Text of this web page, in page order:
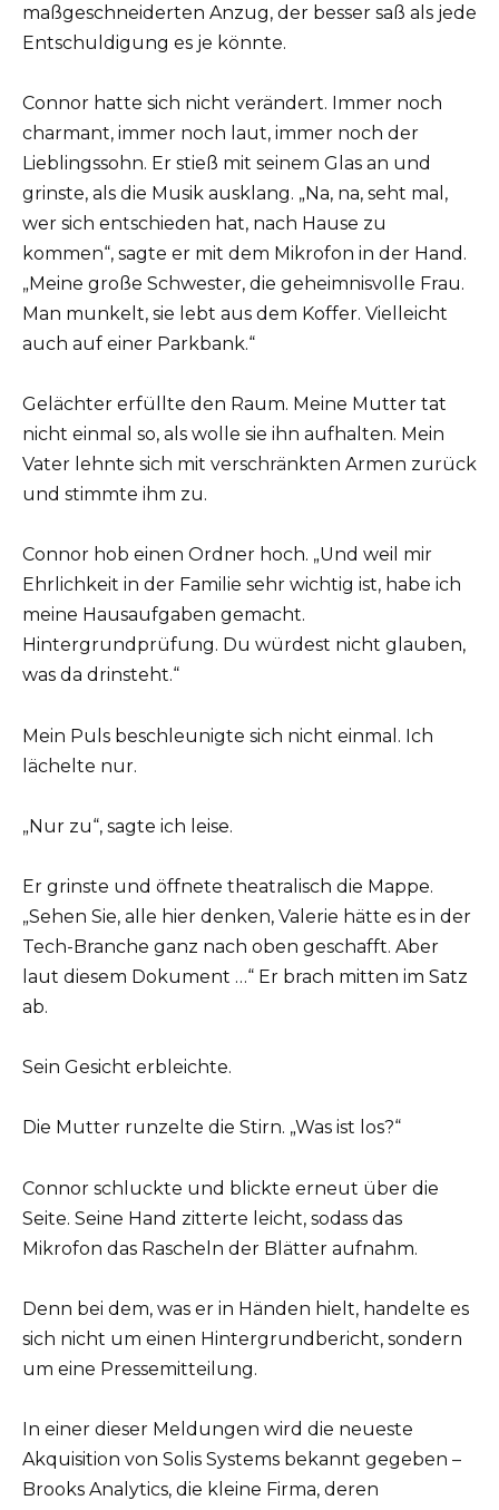
maßgeschneiderten Anzug, der besser saß als jede
Entschuldigung es je könnte.
Connor hatte sich nicht verändert. Immer noch
charmant, immer noch laut, immer noch der
Lieblingssohn. Er stieß mit seinem Glas an und
grinste, als die Musik ausklang. „Na, na, seht mal,
wer sich entschieden hat, nach Hause zu
kommen“, sagte er mit dem Mikrofon in der Hand.
„Meine große Schwester, die geheimnisvolle Frau.
Man munkelt, sie lebt aus dem Koffer. Vielleicht
auch auf einer Parkbank.“
Gelächter erfüllte den Raum. Meine Mutter tat
nicht einmal so, als wolle sie ihn aufhalten. Mein
Vater lehnte sich mit verschränkten Armen zurück
und stimmte ihm zu.
Connor hob einen Ordner hoch. „Und weil mir
Ehrlichkeit in der Familie sehr wichtig ist, habe ich
meine Hausaufgaben gemacht.
Hintergrundprüfung. Du würdest nicht glauben,
was da drinsteht.“
Mein Puls beschleunigte sich nicht einmal. Ich
lächelte nur.
„Nur zu“, sagte ich leise.
Er grinste und öffnete theatralisch die Mappe.
„Sehen Sie, alle hier denken, Valerie hätte es in der
Tech-Branche ganz nach oben geschafft. Aber
laut diesem Dokument …“ Er brach mitten im Satz
ab.
Sein Gesicht erbleichte.
Die Mutter runzelte die Stirn. „Was ist los?“
Connor schluckte und blickte erneut über die
Seite. Seine Hand zitterte leicht, sodass das
Mikrofon das Rascheln der Blätter aufnahm.
Denn bei dem, was er in Händen hielt, handelte es
sich nicht um einen Hintergrundbericht, sondern
um eine Pressemitteilung.
In einer dieser Meldungen wird die neueste
Akquisition von Solis Systems bekannt gegeben –
Brooks Analytics, die kleine Firma, deren